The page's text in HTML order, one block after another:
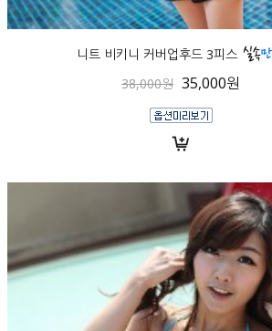
니트 비키니 커버업후드 3피스
38,000원 35,000원